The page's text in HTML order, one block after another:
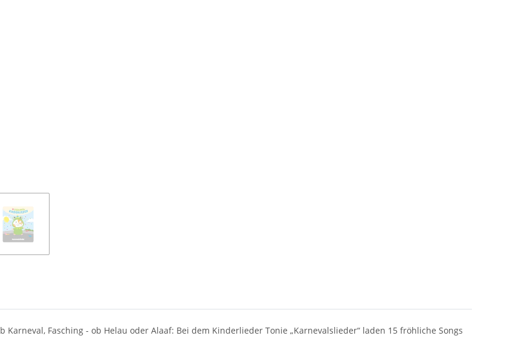
Fasching - ob Helau oder Alaaf: Bei dem Kinderlieder Tonie „Karnevalslieder“ laden 15 fröhliche Songs